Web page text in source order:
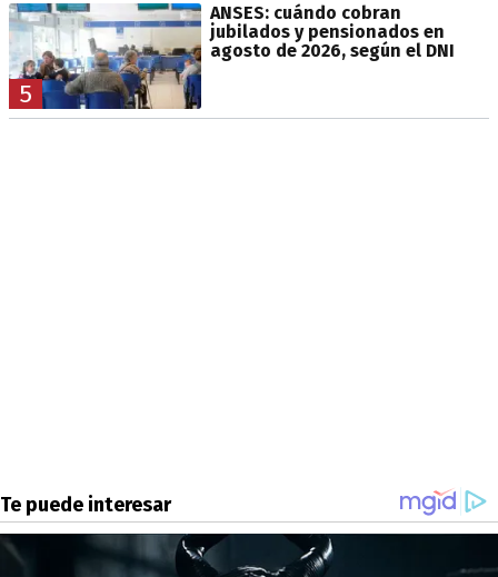
5
ANSES: cuándo cobran
jubilados y pensionados en
agosto de 2026, según el DNI